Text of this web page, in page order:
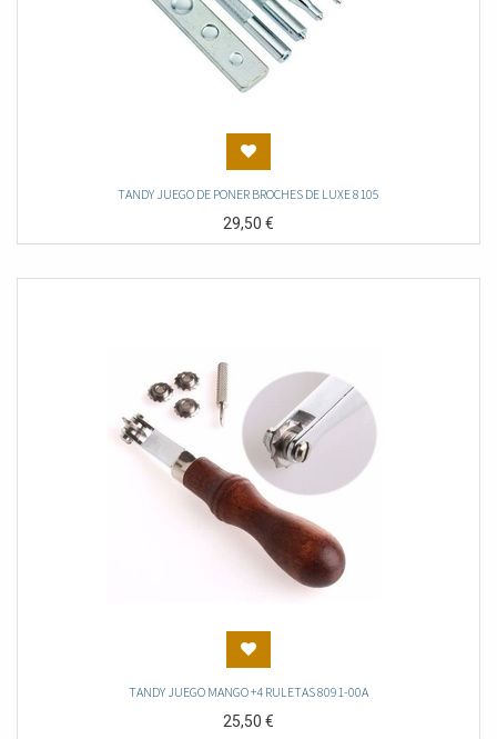
TANDY JUEGO DE PONER BROCHES DE LUXE 8105
29,50€
TANDY JUEGO MANGO +4 RULETAS 8091-00A
25,50€